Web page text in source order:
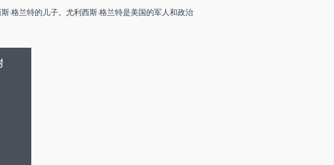
·格兰特的儿子。尤利西斯·格兰特是美国的军人和政治